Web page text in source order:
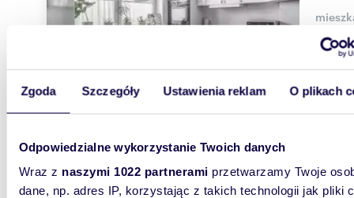
Zgoda Szczegóły Ustawienia reklam O plikach
Odpowiedzialne wykorzystanie Twoich danych
Wraz z naszymi 1022 partnerami przetwarzamy Twoje
dane, np. adres IP, korzystając z takich technologii jak pliki
się z